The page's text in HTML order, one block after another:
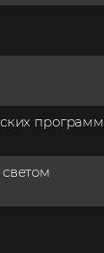
программ